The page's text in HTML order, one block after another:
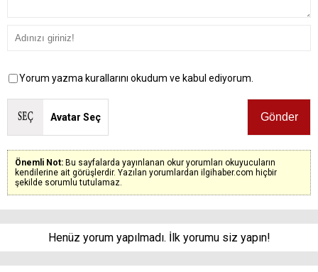
Yorum yazma kurallarını okudum ve kabul ediyorum.
Avatar Seç
Önemli Not: Bu sayfalarda yayınlanan okur yorumları okuyucuların
kendilerine ait görüşlerdir. Yazılan yorumlardan ilgihaber.com hiçbir
şekilde sorumlu tutulamaz.
Henüz yorum yapılmadı. İlk yorumu siz yapın!